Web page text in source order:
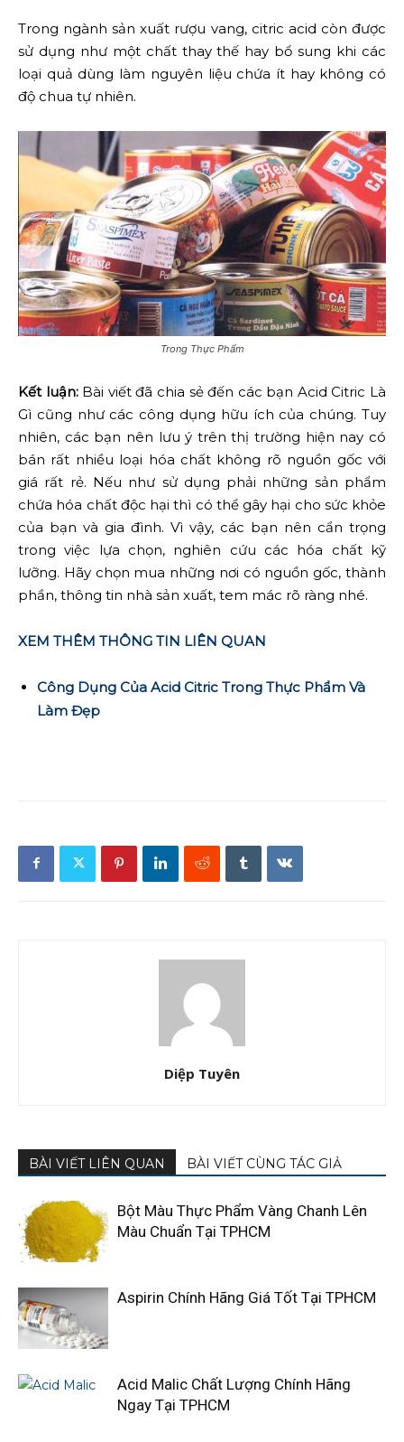
Trong ngành sản xuất rượu vang, citric acid còn được
sử dụng như một chất thay thế hay bổ sung khi các
loại quả dùng làm nguyên liệu chứa ít hay không có
độ chua tự nhiên.
Trong Thực Phẩm
Kết luận:Bài viết đã chia sẻ đến các bạn Acid Citric Là
Gì cũng như các công dụng hữu ích của chúng. Tuy
nhiên, các bạn nên lưu ý trên thị trường hiện nay có
bán rất nhiều loại hóa chất không rõ nguồn gốc với
giá rất rẻ. Nếu như sử dụng phải những sản phẩm
chứa hóa chất độc hại thì có thể gây hại cho sức khỏe
của bạn và gia đình. Vì vậy, các bạn nên cẩn trọng
trong việc lựa chọn, nghiên cứu các hóa chất kỹ
lưỡng. Hãy chọn mua những nơi có nguồn gốc, thành
phần, thông tin nhà sản xuất, tem mác rõ ràng nhé.
XEM THÊM THÔNG TIN LIÊN QUAN
Công Dụng Của Acid Citric Trong Thực Phẩm Và
Làm Đẹp
Diệp Tuyên
BÀI VIẾT LIÊN QUAN BÀI VIẾT CÙNG TÁC GIẢ
Bột Màu Thực Phẩm Vàng Chanh Lên
Màu Chuẩn Tại TPHCM
Aspirin Chính Hãng Giá Tốt Tại TPHCM
Acid Malic Chất Lượng Chính Hãng
Ngay Tại TPHCM